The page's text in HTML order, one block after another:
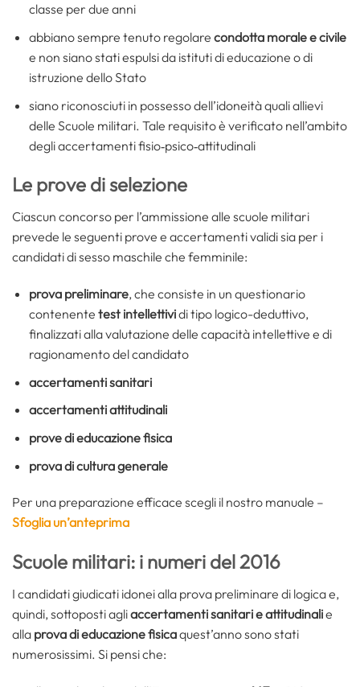
classe per due anni
abbiano sempre tenuto regolare condotta morale e civile
e non siano stati espulsi da istituti di educazione o di
istruzione dello Stato
siano riconosciuti in possesso dell’idoneità quali allievi
delle Scuole militari. Tale requisito è verificato nell’ambito
degli accertamenti fisio‐psico‐attitudinali
Le prove di selezione
Ciascun concorso per l’ammissione alle scuole militari
prevede le seguenti prove e accertamenti validi sia per i
candidati di sesso maschile che femminile:
prova preliminare, che consiste in un questionario
contenente test intellettividi tipo logico-deduttivo,
finalizzati alla valutazione delle capacità intellettive e di
ragionamento del candidato
accertamenti sanitari
accertamenti attitudinali
prove di educazione fisica
prova di cultura generale
Per una preparazione efficace scegli il nostro manuale –
Sfoglia un’anteprima
Scuole militari: i numeri del 2016
I candidati giudicati idonei alla prova preliminare di logica e,
quindi, sottoposti agliaccer­tamenti sanitari e attitudinalie
alla prova di educazione fisicaquest’anno sono stati
numerosissimi. Si pensi che: